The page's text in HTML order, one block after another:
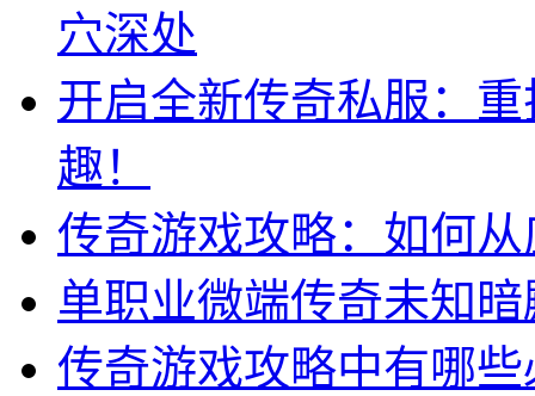
穴深处
开启全新传奇私服：
趣！
传奇游戏攻略：如何
单职业微端传奇未知
传奇游戏攻略中有哪